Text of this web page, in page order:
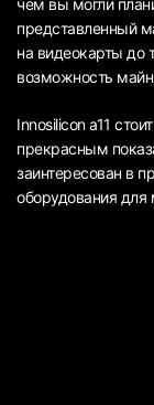
представленный
на видеокарты до
возможность
Innosilicon a11
прекрасным
заинтересован в
оборудования для